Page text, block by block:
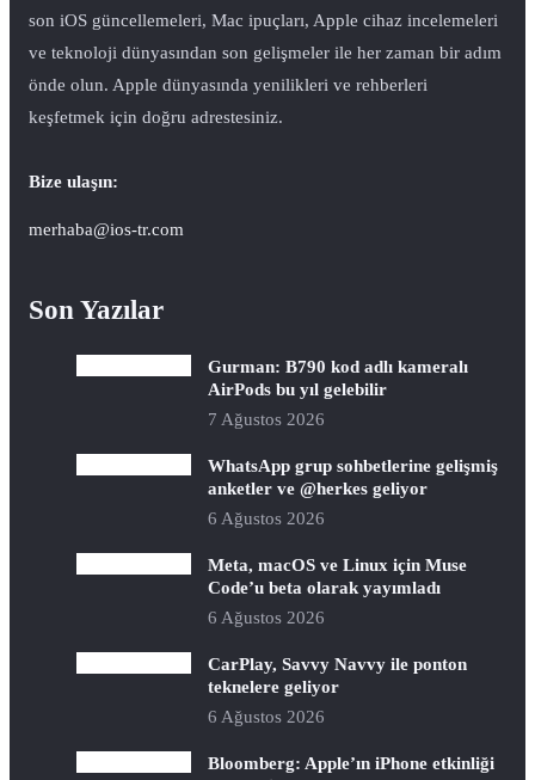
son iOS güncellemeleri, Mac ipuçları, Apple cihaz incelemeleri
ve teknoloji dünyasından son gelişmeler ile her zaman bir adım
önde olun. Apple dünyasında yenilikleri ve rehberleri
keşfetmek için doğru adrestesiniz.
Bize ulaşın:
merhaba@ios-tr.com
Son Yazılar
Gurman: B790 kod adlı kameralı
AirPods bu yıl gelebilir
7 Ağustos 2026
WhatsApp grup sohbetlerine gelişmiş
anketler ve @herkes geliyor
6 Ağustos 2026
Meta, macOS ve Linux için Muse
Code’u beta olarak yayımladı
6 Ağustos 2026
CarPlay, Savvy Navvy ile ponton
teknelere geliyor
6 Ağustos 2026
Bloomberg: Apple’ın iPhone etkinliği